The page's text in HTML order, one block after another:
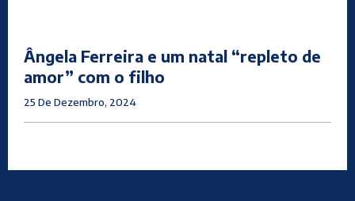
Ângela Ferreira e um natal “repleto de
amor” com o filho
25 De Dezembro, 2024